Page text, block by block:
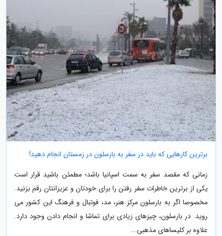
برترین کارهایی که باید در سفر به بارسلون در زمستان انجام دهید!
زمانی که مقصد سفر به سمت اسپانیا باشد؛ مطمئن باشید قرار است
یکی از برترین خاطرات سفر رفتن را برای خودتان و عزیزانتان رقم بزنید.
مخصوصا اگر به بارسلون مرکز هنر، مد، فوتبال و فرهنگ این کشور می
روید. در بارسلون، چیزهای زیادی برای تماشا و انجام دادن وجود دارد.
علاوه بر کلیساهای مذهبی...